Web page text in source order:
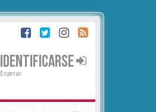
IDENTIFICARSE
Esperar